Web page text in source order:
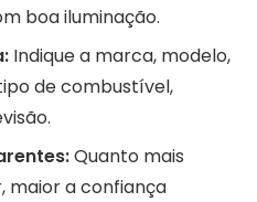
boa iluminação.
Indique a marca, modelo,
de combustível,
Quanto mais
maior a confiança